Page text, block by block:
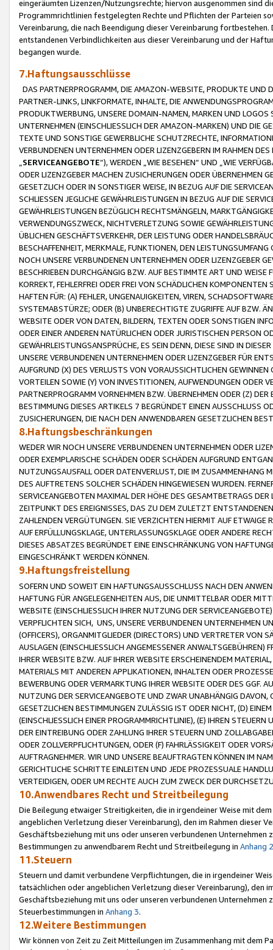
eingeräumten Lizenzen/Nutzungsrechte; hiervon ausgenommen sind
Programmrichtlinien festgelegten Rechte und Pflichten der Parteien
Vereinbarung, die nach Beendigung dieser Vereinbarung
entstandenen Verbindlichkeiten aus dieser Vereinbarung und der
begangen wurde.
7.Haftungsausschlüsse
DAS PARTNERPROGRAMM, DIE AMAZON-WEBSITE, PRODUKTE UND
PARTNER-LINKS, LINKFORMATE, INHALTE, DIE
PRODUKTWERBUNG, UNSERE DOMAIN-NAMEN, MARKEN UND
UNTERNEHMEN (EINSCHLIESSLICH DER AMAZON-MARKEN) UND DIE
TEXTE UND SONSTIGE GEWERBLICHE SCHUTZRECHTE,
VERBUNDENEN UNTERNEHMEN ODER LIZENZGEBERN IM RAHMEN
SERVICEANGEBOTE“), WERDEN „WIE BESEHEN“ UND „WIE
ODER LIZENZGEBER MACHEN ZUSICHERUNGEN ODER ÜBERNEHMEN
GESETZLICH ODER IN SONSTIGER WEISE, IN BEZUG AUF DIE
SCHLIESSEN JEGLICHE GEWÄHRLEISTUNGEN IN BEZUG AUF DIE
GEWÄHRLEISTUNGEN BEZÜGLICH RECHTSMÄNGELN,
VERWENDUNGSZWECK, NICHTVERLETZUNG SOWIE
ÜBLICHEN GESCHÄFTSVERKEHR, DER LEISTUNG ODER
BESCHAFFENHEIT, MERKMALE, FUNKTIONEN, DEN
NOCH UNSERE VERBUNDENEN UNTERNEHMEN ODER LIZENZGEBER
BESCHRIEBEN DURCHGÄNGIG BZW. AUF BESTIMMTE ART UND
KORREKT, FEHLERFREI ODER FREI VON SCHÄDLICHEN
HAFTEN FÜR: (A) FEHLER, UNGENAUIGKEITEN, VIREN,
SYSTEMABSTÜRZE; ODER (B) UNBERECHTIGTE ZUGRIFFE AUF BZW.
WEBSITE ODER VON DATEN, BILDERN, TEXTEN ODER SONSTIGEN
ODER EINER ANDEREN NATÜRLICHEN ODER JURISTISCHEN PERSON
GEWÄHRLEISTUNGSANSPRÜCHE, ES SEIN DENN, DIESE SIND IN
UNSERE VERBUNDENEN UNTERNEHMEN ODER LIZENZGEBER FÜR
AUFGRUND (X) DES VERLUSTS VON VORAUSSICHTLICHEN
VORTEILEN SOWIE (Y) VON INVESTITIONEN, AUFWENDUNGEN ODER
PARTNERPROGRAMM VORNEHMEN BZW. ÜBERNEHMEN ODER (Z)
BESTIMMUNG DIESES ARTIKELS 7 BEGRÜNDET EINEN AUSSCHLUSS
ZUSICHERUNGEN, DIE NACH DEN ANWENDBAREN GESETZLICHEN
8.Haftungsbeschränkungen
WEDER WIR NOCH UNSERE VERBUNDENEN UNTERNEHMEN ODER
ODER EXEMPLARISCHE SCHÄDEN ODER SCHÄDEN AUFGRUND
NUTZUNGSAUSFALL ODER DATENVERLUST, DIE IM ZUSAMMENHANG
DES AUFTRETENS SOLCHER SCHÄDEN HINGEWIESEN WURDEN.
SERVICEANGEBOTEN MAXIMAL DER HÖHE DES GESAMTBETRAGS
ZEITPUNKT DES EREIGNISSES, DAS ZU DEM ZULETZT
ZAHLENDEN VERGÜTUNGEN. SIE VERZICHTEN HIERMIT AUF
AUF ERFÜLLUNGSKLAGE, UNTERLASSUNGSKLAGE ODER ANDERE
DIESES ABSATZES BEGRÜNDET EINE EINSCHRÄNKUNG VON
EINGESCHRÄNKT WERDEN KÖNNEN.
9.Haftungsfreistellung
SOFERN UND SOWEIT EIN HAFTUNGSAUSSCHLUSS NACH DEN
HAFTUNG FÜR ANGELEGENHEITEN AUS, DIE UNMITTELBAR ODER
WEBSITE (EINSCHLIESSLICH IHRER NUTZUNG DER
VERPFLICHTEN SICH, UNS, UNSERE VERBUNDENEN UNTERNEHMEN
(OFFICERS), ORGANMITGLIEDER (DIRECTORS) UND VERTRETER VON
AUSLAGEN (EINSCHLIESSLICH ANGEMESSENER
IHRER WEBSITE BZW. AUF IHRER WEBSITE ERSCHEINENDEM
MATERIALS MIT ANDEREN APPLIKATIONEN, INHALTEN ODER
BEWERBUNG ODER VERMARKTUNG IHRER WEBSITE ODER DES GGF.
NUTZUNG DER SERVICEANGEBOTE UND ZWAR UNABHÄNGIG
GESETZLICHEN BESTIMMUNGEN ZULÄSSIG IST ODER NICHT, (D)
(EINSCHLIESSLICH EINER PROGRAMMRICHTLINIE), (E) IHREN
DER EINTREIBUNG ODER ZAHLUNG IHRER STEUERN UND
ODER ZOLLVERPFLICHTUNGEN, ODER (F) FAHRLÄSSIGKEIT ODER
AUFTRAGNEHMER. WIR UND UNSERE BEAUFTRAGTEN KÖNNEN IM
GERICHTLICHE SCHRITTE EINLEITEN UND JEDE PROZESSUALE
VERTEIDIGEN, ODER UM RECHTE AUCH ZUM ZWECK DER
10.Anwendbares Recht und Streitbeilegung
Die Beilegung etwaiger Streitigkeiten, die in irgendeiner Weise mit
angeblichen Verletzung dieser Vereinbarung), den im Rahmen dieser
Geschäftsbeziehung mit uns oder unseren verbundenen
Bestimmungen zu anwendbarem Recht und Streitbeilegung in Anhang 2
11.Steuern
Steuern und damit verbundene Verpflichtungen, die in irgendeiner
tatsächlichen oder angeblichen Verletzung dieser Vereinbarung), den
Geschäftsbeziehung mit uns oder unseren verbundenen
Steuerbestimmungen in Anhang 3.
12.Weitere Bestimmungen
Wir können von Zeit zu Zeit Mitteilungen im Zusammenhang mit dem